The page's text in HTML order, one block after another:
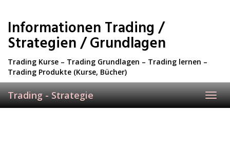
main
content
Informationen Trading /
Strategien / Grundlagen
Trading Kurse – Trading Grundlagen – Trading lernen –
Trading Produkte (Kurse, Bücher)
Trading - Strategie